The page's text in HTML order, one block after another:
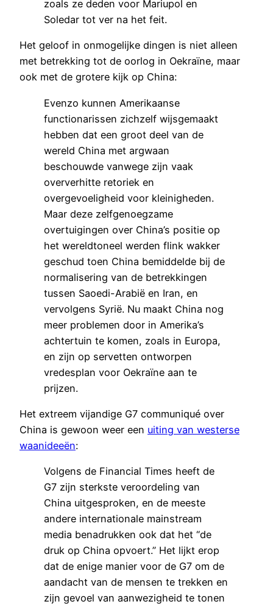
zoals ze deden voor Mariupol en
Soledar tot ver na het feit.
Het geloof in onmogelijke dingen is niet alleen
met betrekking tot de oorlog in Oekraïne, maar
ook met de grotere kijk op China:
Evenzo kunnen Amerikaanse
functionarissen zichzelf wijsgemaakt
hebben dat een groot deel van de
wereld China met argwaan
beschouwde vanwege zijn vaak
oververhitte retoriek en
overgevoeligheid voor kleinigheden.
Maar deze zelfgenoegzame
overtuigingen over China’s positie op
het wereldtoneel werden flink wakker
geschud toen China bemiddelde bij de
normalisering van de betrekkingen
tussen Saoedi-Arabië en Iran, en
vervolgens Syrië. Nu maakt China nog
meer problemen door in Amerika’s
achtertuin te komen, zoals in Europa,
en zijn op servetten ontworpen
vredesplan voor Oekraïne aan te
prijzen.
Het extreem vijandige G7 communiqué over
China is gewoon weer een uiting van westerse
waanideeën:
Volgens de Financial Times heeft de
G7 zijn sterkste veroordeling van
China uitgesproken, en de meeste
andere internationale mainstream
media benadrukken ook dat het “de
druk op China opvoert.” Het lijkt erop
dat de enige manier voor de G7 om de
aandacht van de mensen te trekken en
zijn gevoel van aanwezigheid te tonen